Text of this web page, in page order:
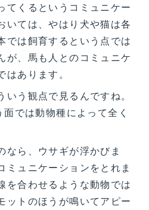
てくるというコミュニケー
いては、やはり犬や猫は各
では飼育するという点では
が、馬も人とのコミュニケ
あります。
いう観点で見るんですね。
では動物種によって全く
なら、ウサギが浮かびま
ミュニケーションをとれま
を合わせるような動物では
ットのほうが鳴いてアピー